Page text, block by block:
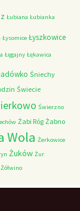
Łubiana Łubianka
Łysomice Łyszkowice
Łęgajny Łękawica
Śniechy
Świecie
Świerzno
Żabi Róg Żabno
Wola Żerkowice
Żuków Żur
Żółwino